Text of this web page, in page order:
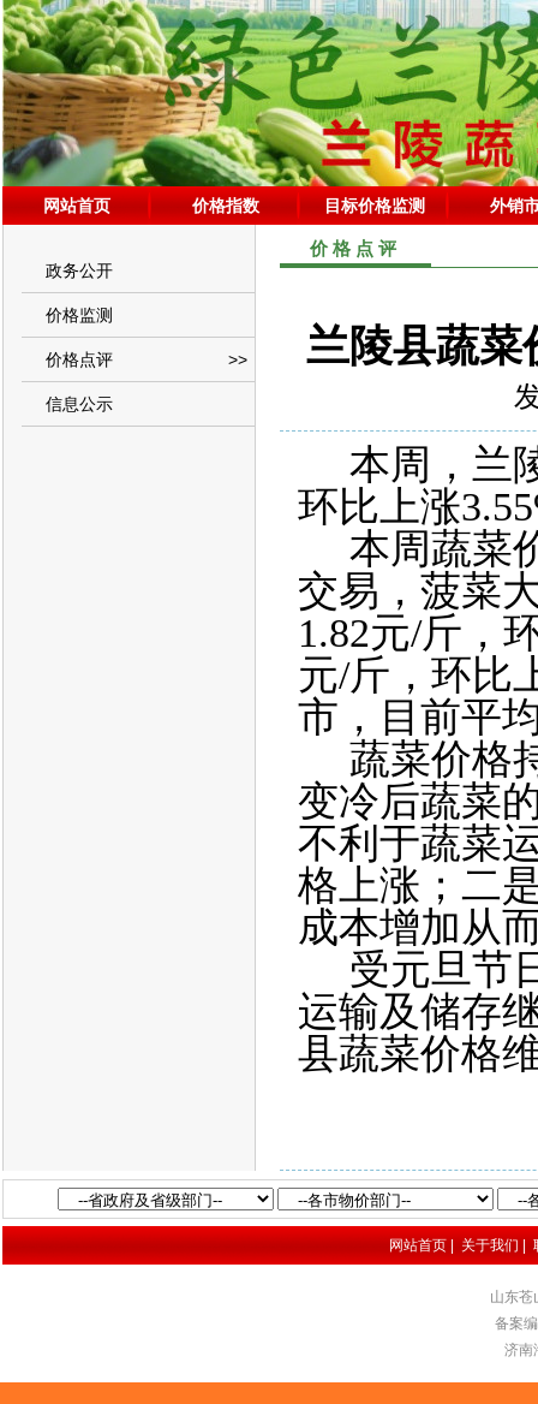
网站首页 价格指数 目标价格监测 外销
政务公开
价格监测
价格点评 >>
信息公示
价格点评
兰陵县蔬菜
本周，兰
环比上涨
本周蔬菜
交易，菠菜
1.82元/斤，
元/斤，环比
市，目前平
蔬菜价格
变冷后蔬菜
不利于蔬菜
格上涨；二
成本增加从
受元旦节
运输及储存
县蔬菜价格
网站首页| 关于我们
山东苍
备案
济南